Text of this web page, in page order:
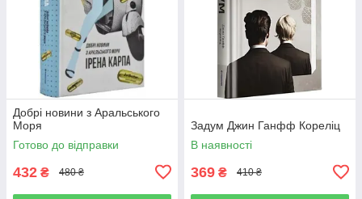
Добрі новини з Аральського
Моря
Готово до відправки
432 ₴ 480 ₴
Задум Джин Ганфф Кореліц
В наявності
369 ₴ 410 ₴